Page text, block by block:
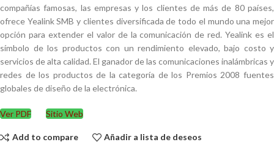
compañías famosas, las empresas y los clientes de más de 80 países,
ofrece Yealink SMB y clientes diversificada de todo el mundo una mejor
opción para extender el valor de la comunicación de red. Yealink es el
símbolo de los productos con un rendimiento elevado, bajo costo y
servicios de alta calidad. El ganador de las comunicaciones inalámbricas y
redes de los productos de la categoría de los Premios 2008 fuentes
globales de diseño de la electrónica.
Ver PDF Sitio Web
Add to compare Añadir a lista de deseos